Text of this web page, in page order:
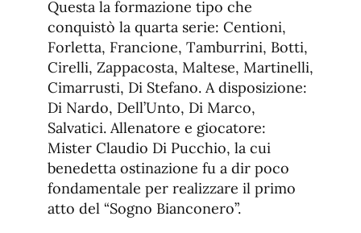
Questa la formazione tipo che
conquistò la quarta serie: Centioni,
Forletta, Francione, Tamburrini, Botti,
Cirelli, Zappacosta, Maltese, Martinelli,
Cimarrusti, Di Stefano. A disposizione:
Di Nardo, Dell’Unto, Di Marco,
Salvatici. Allenatore e giocatore:
Mister Claudio Di Pucchio, la cui
benedetta ostinazione fu a dir poco
fondamentale per realizzare il primo
atto del “Sogno Bianconero”.